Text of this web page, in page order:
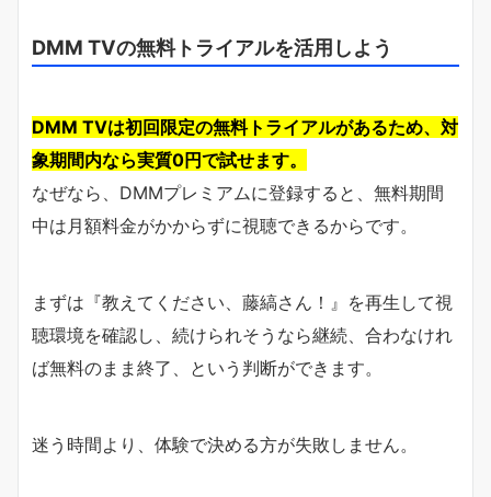
DMM TVの無料トライアルを活用しよう
DMM TVは初回限定の無料トライアルがあるため、対
象期間内なら実質0円で試せます。
なぜなら、DMMプレミアムに登録すると、無料期間
中は月額料金がかからずに視聴できるからです。
まずは『教えてください、藤縞さん！』を再生して視
聴環境を確認し、続けられそうなら継続、合わなけれ
ば無料のまま終了、という判断ができます。
迷う時間より、体験で決める方が失敗しません。